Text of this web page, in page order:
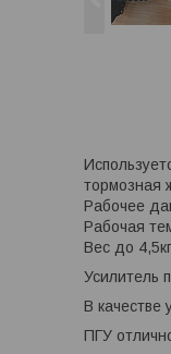
тормозная
Рабочее
Рабочая
Вес до 4,5кг
Усилитель
В качестве
ПГУ